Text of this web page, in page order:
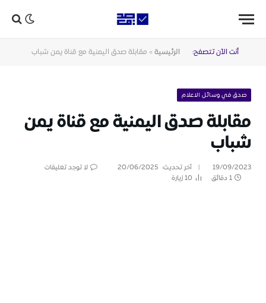
أنت الآن تتصفح: الرئيسية » مقابلة صدق اليمنية مع قناة يمن شباب
صدق في وسائل الاعلام
مقابلة صدق اليمنية مع قناة يمن
شباب
19/09/2023 آخر تحديث: 20/06/2025
لا توجد تعليقات
1 دقائق
10زيارة